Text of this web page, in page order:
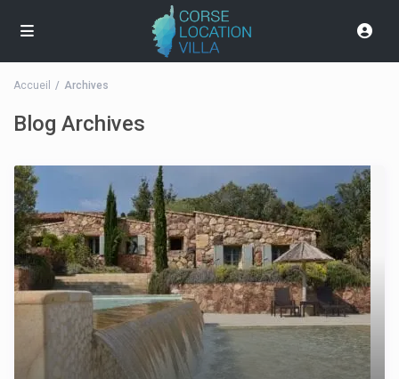
Accueil Archives
Blog Archives